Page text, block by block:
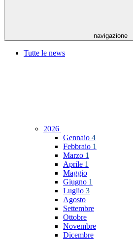
navigazione
Tutte le news
2026
Gennaio 4
Febbraio 1
Marzo 1
Aprile 1
Maggio
Giugno 1
Luglio 3
Agosto
Settembre
Ottobre
Novembre
Dicembre